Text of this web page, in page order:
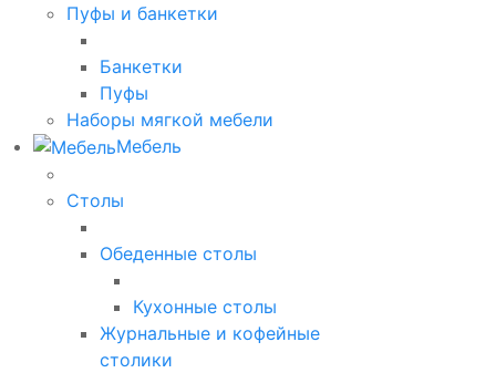
Пуфы и банкетки
Банкетки
Пуфы
Наборы мягкой мебели
Мебель
Столы
Обеденные столы
Кухонные столы
Журнальные и кофейные
столики